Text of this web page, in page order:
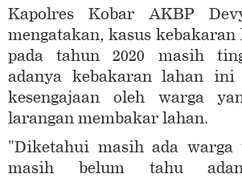
Kapolres Kobar AKBP
mengatakan, kasus
pada tahun 2020 masih
adanya kebakaran lahan ini
kesengajaan oleh warga
larangan membakar lahan.
"Diketahui masih ada warga
masih belum tahu